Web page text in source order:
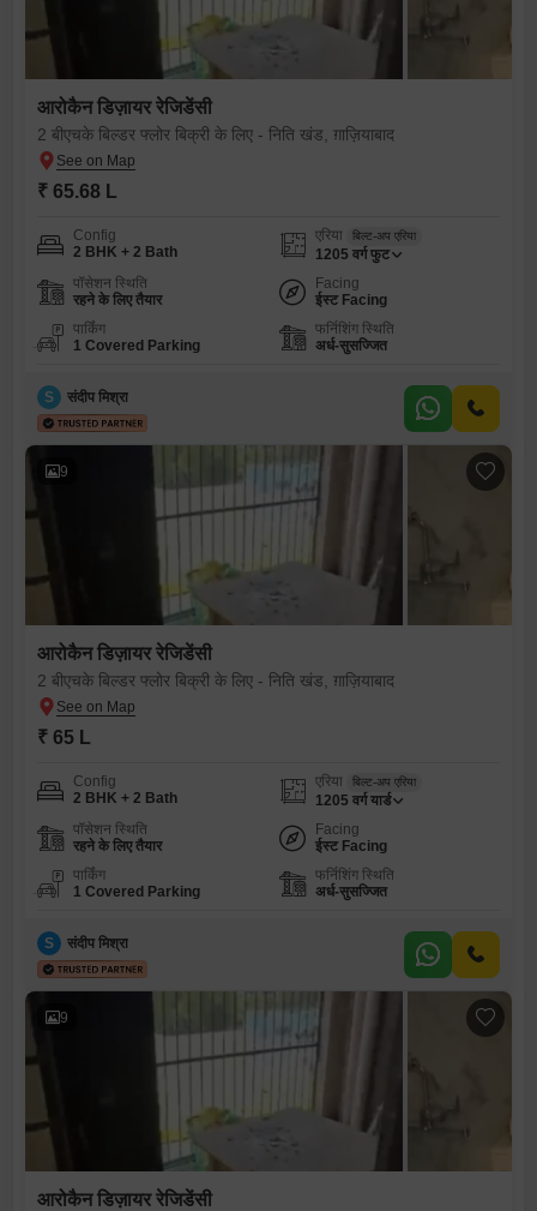
आरोकैन डिज़ायर रेजिडेंसी
2 बीएचके बिल्डर फ्लोर बिक्री के लिए - निति खंड, ग़ाज़ियाबाद
₹ 65.68 L
Config
2 BHK + 2 Bath
एरिया बिल्ट-अप एरिया
1205 वर्ग फुट
पॉसेशन स्थिति
रहने के लिए तैयार
Facing
ईस्ट Facing
पार्किंग
1 Covered Parking
फर्निशिंग स्थिति
अर्ध-सुसज्जित
S संदीप मिश्रा
9
आरोकैन डिज़ायर रेजिडेंसी
2 बीएचके बिल्डर फ्लोर बिक्री के लिए - निति खंड, ग़ाज़ियाबाद
₹ 65 L
Config
2 BHK + 2 Bath
एरिया बिल्ट-अप एरिया
1205 वर्ग यार्ड
पॉसेशन स्थिति
रहने के लिए तैयार
Facing
ईस्ट Facing
पार्किंग
1 Covered Parking
फर्निशिंग स्थिति
अर्ध-सुसज्जित
S संदीप मिश्रा
9
आरोकैन डिज़ायर रेजिडेंसी